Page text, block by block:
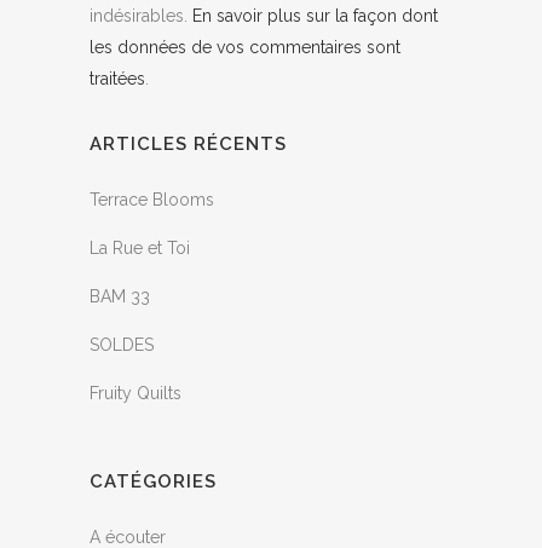
indésirables.
En savoir plus sur la façon dont
les données de vos commentaires sont
traitées
ARTICLES RÉCENTS
Terrace Blooms
La Rue et Toi
BAM 33
SOLDES
Fruity Quilts
CATÉGORIES
A écouter